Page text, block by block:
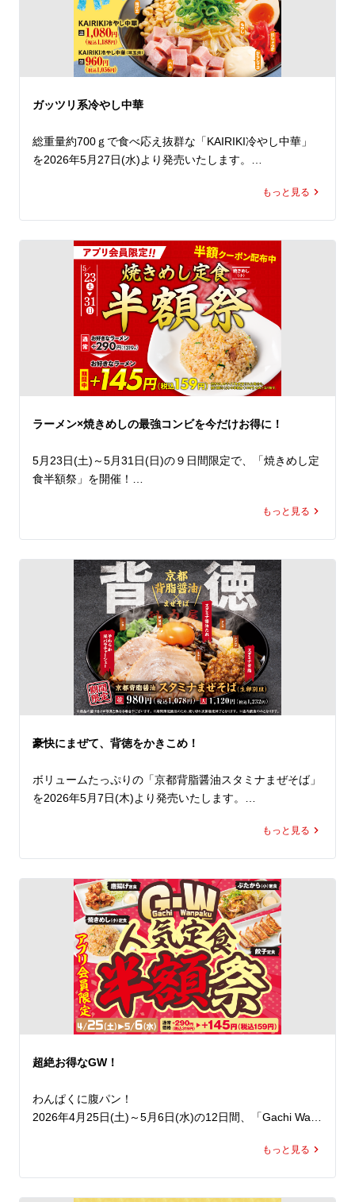
き、お得な無料クーポンをゲットしてください。*2
しかも！今年は初の3日間開催！
今まで週末でお越しいただけなかったお客様にもぜひご来
店いただきたく、金曜日も開催いたします。
1年で最もお得な3日間！
ランチやディナーに皆さまのご来店を心よりお待ちしてお
*1 無料クーポンご使用の際は、「京都背脂醤油ラーメン
(並)」以外のラーメンも差額をお支払いいただくことでご
*2 無料クーポンの引き換えには必ずラーメン魁力屋公式
アプリのダウンロードと会員登録が必要です。
ガッツリ系冷やし中華
総重量約700ｇで食べ応え抜群な「KAIRIKI冷やし中華」
を2026年5月27日(水)より発売いたします。
ラーメン魁力屋自慢の醤油かえしをベースに、旨みと酸味
どこか懐かしさを感じる味わいながらも、ガツンと食べ応
えのある一杯に仕上げました。
冷やし中華定番のハムや玉子は、魁力屋らしく豪快にトッ
さらに、たっぷりのもやしに、からしマヨネーズ、紅しょ
うが、揚げ玉を加えることで、最後まで飽きずに楽しめる
味わいに。
中太ちぢれ麺に特製だれがしっかり絡み、食べ始めたら箸
総重量約700gの圧倒的ボリュームでありながら、暑い日
うまねぎやチューシューをトッピングして、自分好みにさ
らにがっつり楽しむのもおすすめです。
ディナーでもパワーチャージしてください！
もっと見る
ラーメン×焼きめしの最強コンビを今だけお得に！
5月23日(土)～5月31日(日)の９日間限定で、「焼きめし定
食半額祭」を開催！
をご提示いただくと、焼きめし(小)定食の定食分が半額の
魁力屋こだわりのかえし(醤油ダレ)を使用し、超強火で一
つひとつ丁寧に炒める焼きめしは、香ばしさと鍋を振る音
が食欲を刺激する自慢の一品。
ラーメンとの相性も抜群で、定食人気No.1を誇る大人気メ
ニューです。
そのまま豪快に頬張るも良し。
卓上のにんにくやヤンニンジャンで、自分好みにアレンジ
するも良し。
食べ放題のねぎやたくあんと合わせれば、箸が止まらなく
なること間違いなし！
さらに、たっぷりお召し上がりになりたい方は、+120円
で、焼きめし（大）に変更できます。
ぜひこの機会にランチでもディナーでもお得に「焼きめし
定食」をお楽しみいただき、欲望のままにかきこんでくだ
もっと見る
豪快にまぜて、背徳をかきこめ！
ボリュームたっぷりの「京都背脂醤油スタミナまぜそば」
を2026年5月7日(木)より発売いたします。
魁力屋自慢の熟成醤油をベースに、旨みを凝縮した漆黒の
やみつきになること間違いなし。
今年はそこに、やわらかな豚バラチャーシュー、にんに
く、にら、卵を加え、ボリュームとパンチ力を一段と高め
ました。
まずは下から豪快に混ぜて、そのままの味で。
そのあとは、お酢でさっぱりと、ラー油でピリッとした刺
激をプラス。
極めつけは、にんにくや魁力屋特製ヤンニンジャンでスタ
今年はマヨネーズや、スタミナ背脂の追加で背徳感をとこ
止まらないやみつきの旨さの「京都背脂醤油スタミナまぜ
そば」を思い切りかきこんで、5月病にも負けず、ランチ
もっと見る
超絶お得なGW！
わんぱくに腹パン！
2026年4月25日(土)～5月6日(水)の12日間、「Gachi Wan
期間中、ラーメン魁力屋公式アプリに配信されるクーポン
もっと見る